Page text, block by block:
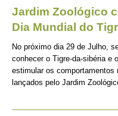
Jardim Zoológico
Dia Mundial do
No próximo dia 29 de Julho,
conhecer o Tigre-da-sibéria e
estimular os
lançados pelo Jardim